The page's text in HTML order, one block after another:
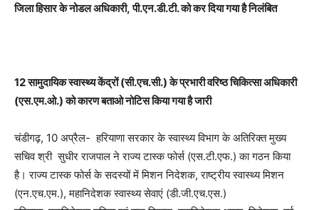
जिला हिसार के नोडल अधिकारी, पी.एन.डी.टी. को कर दिया गया है निलंबित
12 सामुदायिक स्वास्थ्य केंद्रों (सी.एच.सी.) के प्रभारी वरिष्ठ चिकित्सा अधिकारी
(एस.एम.ओ.) को कारण बताओ नोटिस किया गया है जारी
चंडीगढ़, 10 अप्रैल- हरियाणा सरकार के स्वास्थ्य विभाग के अतिरिक्त मुख्य
सचिव श्री सुधीर राजपाल ने राज्य टास्क फोर्स (एस.टी.एफ.) का गठन किया
है। राज्य टास्क फोर्स के सदस्यों में मिशन निदेशक, राष्ट्रीय स्वास्थ्य मिशन
(एन.एच.एम.), महानिदेशक स्वास्थ्य सेवाएं (डी.जी.एच.एस.)